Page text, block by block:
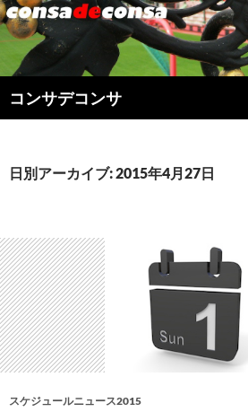
コンサデコンサ
索
ン
キ
ッ
プ
日別アーカイブ: 2015年4月27日
スケジュールニュース2015